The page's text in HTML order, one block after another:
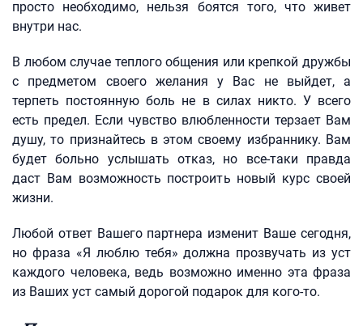
просто необходимо, нельзя боятся того, что живет
внутри нас.
В любом случае теплого общения или крепкой дружбы
с предметом своего желания у Вас не выйдет, а
терпеть постоянную боль не в силах никто. У всего
есть предел. Если чувство влюбленности терзает Вам
душу, то признайтесь в этом своему избраннику. Вам
будет больно услышать отказ, но все-таки правда
даст Вам возможность построить новый курс своей
жизни.
Любой ответ Вашего партнера изменит Ваше сегодня,
но фраза «Я люблю тебя» должна прозвучать из уст
каждого человека, ведь возможно именно эта фраза
из Ваших уст самый дорогой подарок для кого-то.